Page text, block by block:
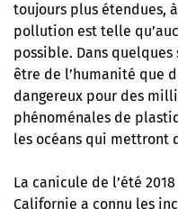
toujours plus étendues,
pollution est telle
possible. Dans
être de l’humanité que
dangereux pour des
phénoménales de
les océans qui mettront
La canicule de l’été
Californie a connu les